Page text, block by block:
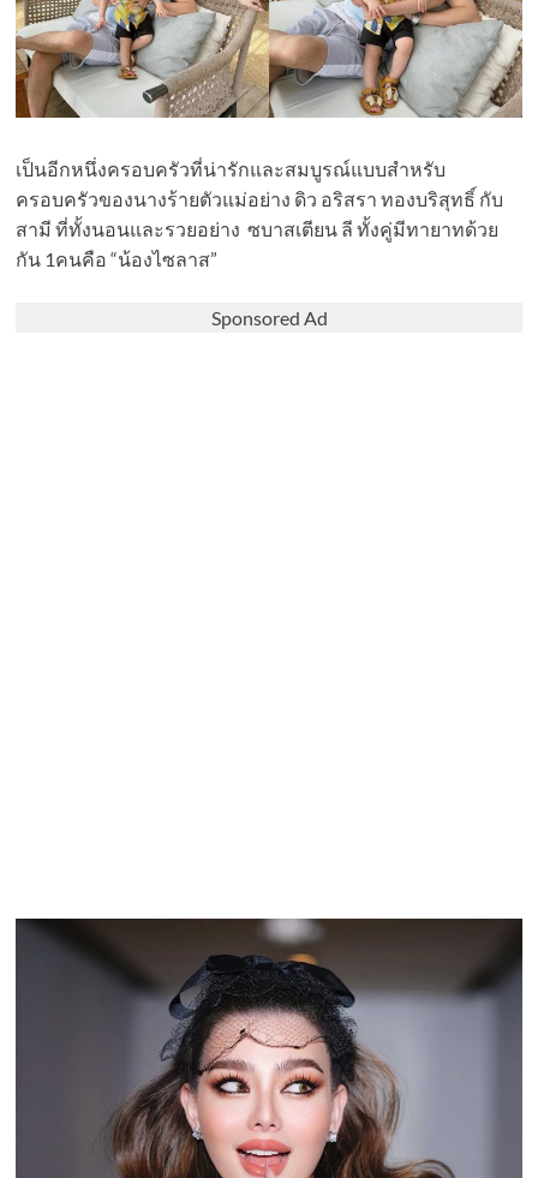
เป็นอีกหนึ่งครอบครัวที่น่ารักและสมบูรณ์แบบสำหรับ
ครอบครัวของนางร้ายตัวแม่อย่าง ดิว อริสรา ทองบริสุทธิ์ กับ
สามี ที่ทั้งนอนและรวยอย่าง ซบาสเตียน ลี ทั้งคู่มีทายาทด้วย
กัน 1คนคือ “น้องไซลาส”
Sponsored Ad